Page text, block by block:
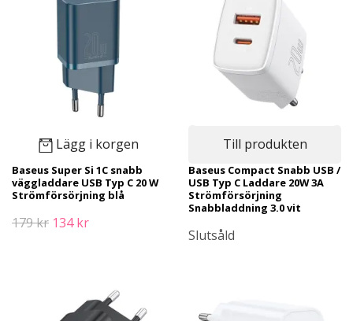
Lägg i korgen
Baseus Super Si 1C snabb
väggladdare USB Typ C 20 W
Strömförsörjning blå
179 kr 134 kr
Till produkten
Baseus Compact Snabb USB /
USB Typ C Laddare 20W 3A
Strömförsörjning
Snabbladdning 3.0 vit
Slutsåld